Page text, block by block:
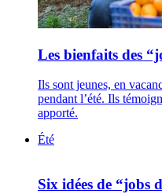
Les bienfaits des
Ils sont jeunes, en
pendant l’été. Ils
apporté.
Été
Six idées de “jobs